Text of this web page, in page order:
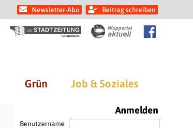
Newsletter-Abo Beitrag schreiben
Grün Job & Soziales
Anmelden
Benutzername